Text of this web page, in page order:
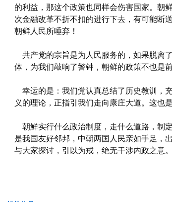
的利益，那这个政策也同样会伤害国家。朝
次金融改革不折不扣的进行下去，有可能断
朝鲜人民所唾弃！
共产党的宗旨是为人民服务的，如果脱离
体，为我们敲响了警钟，朝鲜的政策不也是
幸运的是：我们党认真总结了历史教训，
义的理论，正指引我们走向康庄大道。这也
朝鮮实行什么政治制度，走什么道路，制
是我国友好邻邦，中朝两国人民亲如手足，
与大家探讨，引以为戒，绝无干涉内政之意。